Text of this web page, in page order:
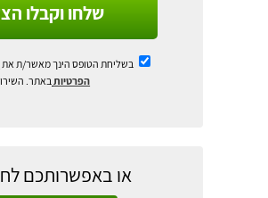
שלחו וקבלו
בשליחת הטופס הינך מאשר/ת את
הפרטיות באתר.
או באפשרותכם